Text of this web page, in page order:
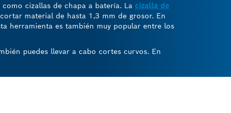
cizallas de chapa a batería. La cizalla de
material de hasta 1,3 mm de grosor. En
herramienta es también muy popular entre los
puedes llevar a cabo cortes curvos. En